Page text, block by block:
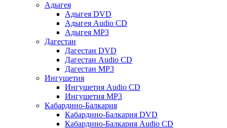
Адыгея
Адыгея DVD
Адыгея Audio CD
Адыгея MP3
Дагестан
Дагестан DVD
Дагестан Audio CD
Дагестан MP3
Ингушетия
Ингушетия Audio CD
Ингушетия MP3
Кабардино-Балкария
Кабардино-Балкария DVD
Кабардино-Балкария Audio CD